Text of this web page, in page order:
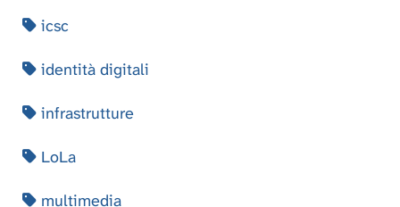
icsc
identità digitali
infrastrutture
LoLa
multimedia